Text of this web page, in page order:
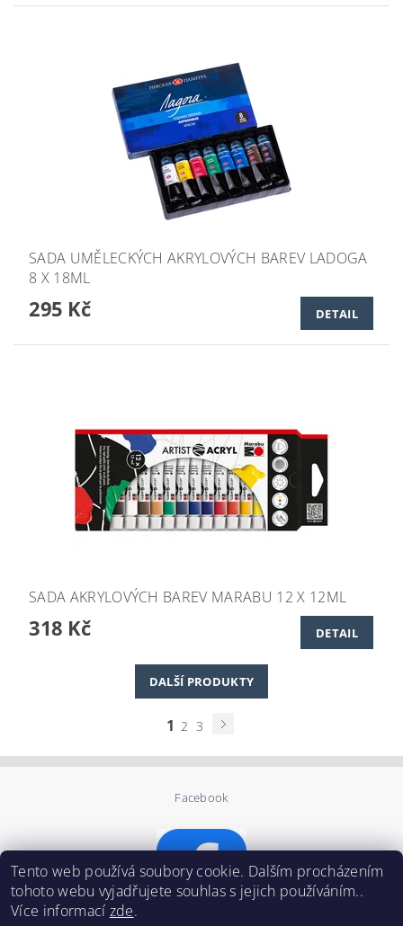
SADA UMĚLECKÝCH AKRYLOVÝCH BAREV LADOGA
8 X 18ML
295 Kč DETAIL
SADA AKRYLOVÝCH BAREV MARABU 12 X 12ML
318 Kč DETAIL
DALŠÍ PRODUKTY
1 2 3
Facebook
Tento web používá soubory cookie. Dalším procházením
tohoto webu vyjadřujete souhlas s jejich používáním..
Více informací zde.